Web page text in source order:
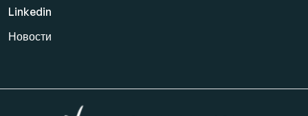
Linkedin
Новости